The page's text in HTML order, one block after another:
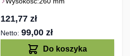
121,77 zł
99,00 zł
Do koszyka